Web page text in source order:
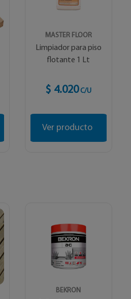
MASTER FLOOR
Limpiador para piso
flotante 1 Lt
$ 4.020 C/U
Ver producto
BEKRON